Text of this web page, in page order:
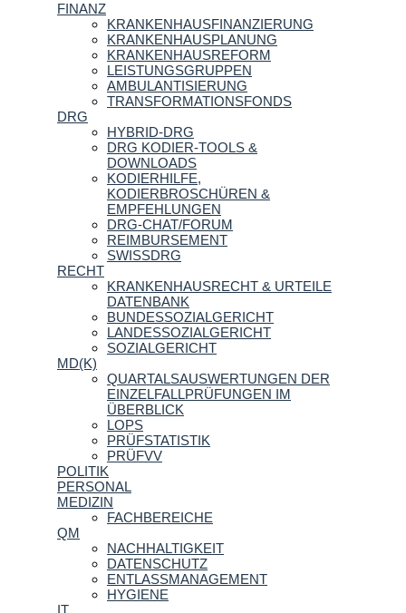
FINANZ
KRANKENHAUSFINANZIERUNG
KRANKENHAUSPLANUNG
KRANKENHAUSREFORM
LEISTUNGSGRUPPEN
AMBULANTISIERUNG
TRANSFORMATIONSFONDS
DRG
HYBRID-DRG
DRG KODIER-TOOLS &
DOWNLOADS
KODIERHILFE,
KODIERBROSCHÜREN &
EMPFEHLUNGEN
DRG-CHAT/FORUM
REIMBURSEMENT
SWISSDRG
RECHT
KRANKENHAUSRECHT & URTEILE
DATENBANK
BUNDESSOZIALGERICHT
LANDESSOZIALGERICHT
SOZIALGERICHT
MD(K)
QUARTALSAUSWERTUNGEN DER
EINZELFALLPRÜFUNGEN IM
ÜBERBLICK
LOPS
PRÜFSTATISTIK
PRÜFVV
POLITIK
PERSONAL
MEDIZIN
FACHBEREICHE
QM
NACHHALTIGKEIT
DATENSCHUTZ
ENTLASSMANAGEMENT
HYGIENE